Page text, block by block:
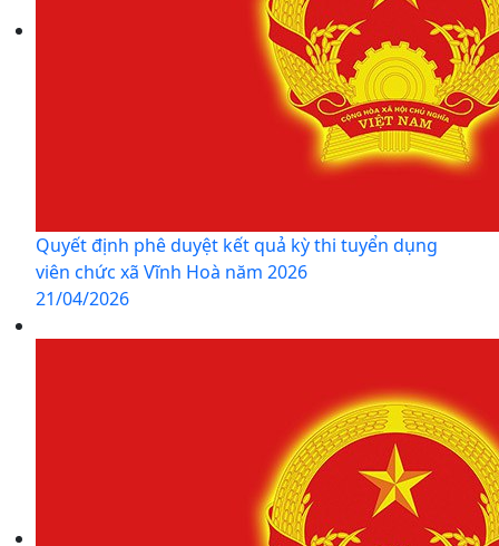
Quyết định phê duyệt kết quả kỳ thi tuyển dụng
viên chức xã Vĩnh Hoà năm 2026
21/04/2026